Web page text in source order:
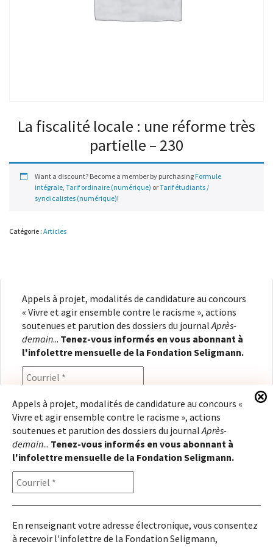
La fiscalité locale : une réforme très
partielle – 230
Want a discount? Become a member by purchasing Formule
intégrale, Tarif ordinaire (numérique) orTarif étudiants /
syndicalistes (numérique)!
Catégorie : Articles
Appels à projet, modalités de candidature au concours
« Vivre et agir ensemble contre le racisme », actions
soutenues et parution des dossiers du journalAprès-
demain... Tenez-vous informés en vous abonnant à
l'infolettre mensuelle de la Fondation Seligmann.
En renseignant votre adresse électronique, vous
consentez à recevoir l'infolettre de la Fondation
Seligmann, conformément à notrepolitique de
confidentialité. Il vous sera possible de vous
désabonner à tout moment.
Copyright © 2026Fondation Seligmann|Mentions légales|Crédits
Appels à projet, modalités de candidature au concours «
Vivre et agir ensemble contre le racisme », actions
soutenues et parution des dossiers du journalAprès-
demain... Tenez-vous informés en vous abonnant à
l'infolettre mensuelle de la Fondation Seligmann.
En renseignant votre adresse électronique, vous consentez
à recevoir l'infolettre de la Fondation Seligmann,